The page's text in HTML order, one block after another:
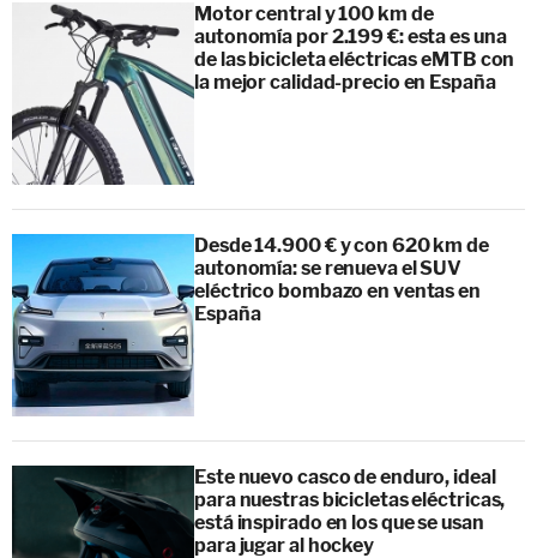
Motor central y 100 km de
autonomía por 2.199 €: esta es una
de las bicicleta eléctricas eMTB con
la mejor calidad-precio en España
Desde 14.900 € y con 620 km de
autonomía: se renueva el SUV
eléctrico bombazo en ventas en
España
Este nuevo casco de enduro, ideal
para nuestras bicicletas eléctricas,
está inspirado en los que se usan
para jugar al hockey